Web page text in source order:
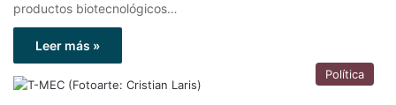
productos biotecnológicos…
Leer más »
Política